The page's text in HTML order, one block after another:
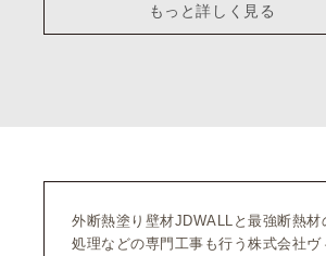
もっと詳しく見る
外断熱塗り壁材JDWALLと最強断熱
処理などの専門工事も行う株式会社